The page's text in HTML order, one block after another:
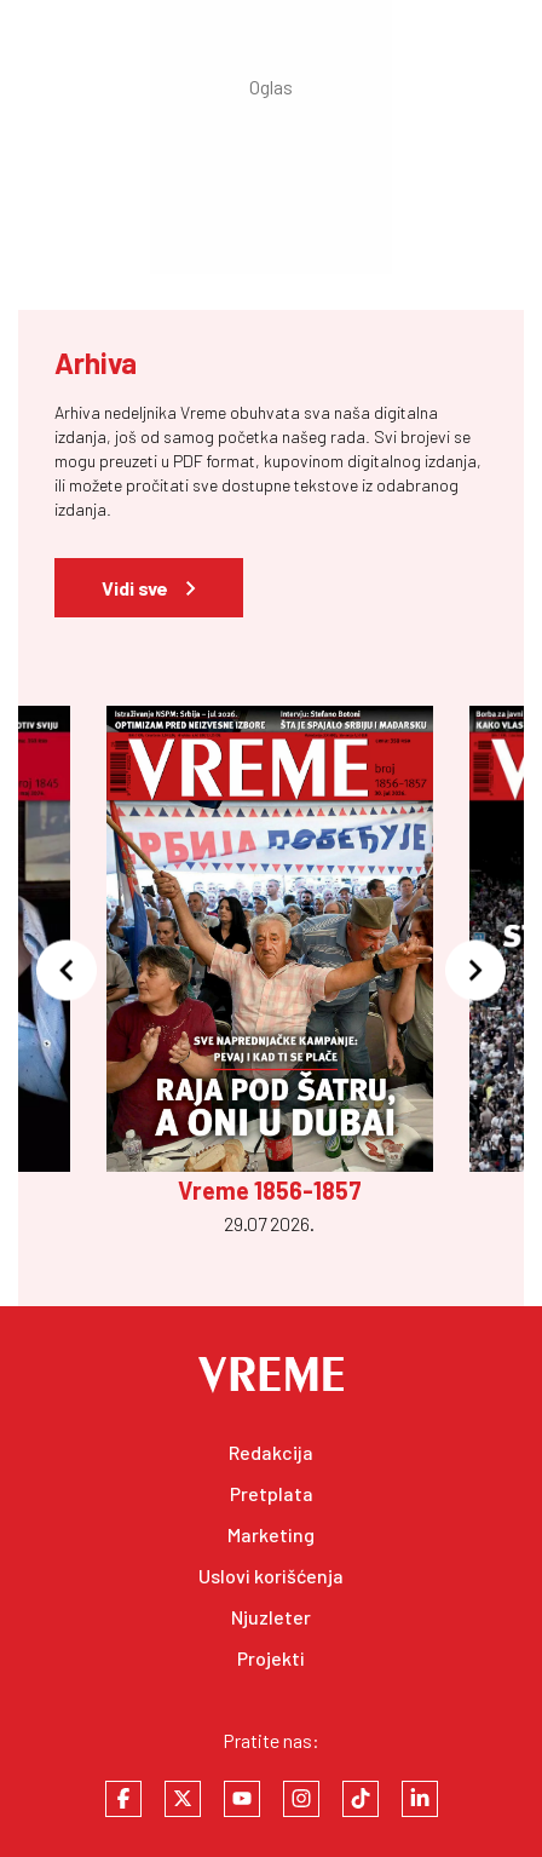
Arhiva
Arhiva nedeljnika Vreme obuhvata sva naša digitalna
izdanja, još od samog početka našeg rada. Svi brojevi se
mogu preuzeti u PDF format, kupovinom digitalnog izdanja,
ili možete pročitati sve dostupne tekstove iz odabranog
izdanja.
Vidi sve
Vreme 1856-1857
29.07 2026.
Redakcija
Pretplata
Marketing
Uslovi korišćenja
Njuzleter
Projekti
Pratite nas: